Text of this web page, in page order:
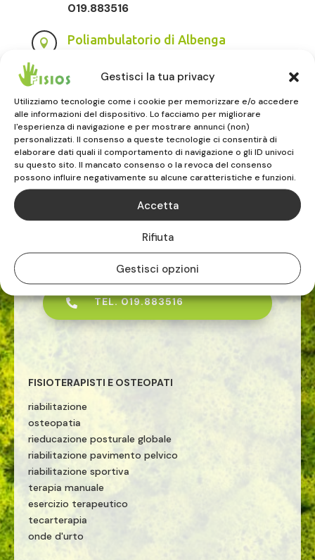
Gestisci la tua privacy
Utilizziamo tecnologie come i cookie per memorizzare e/o accedere
alle informazioni del dispositivo. Lo facciamo per migliorare
l'esperienza di navigazione e per mostrare annunci (non)
personalizzati. Il consenso a queste tecnologie ci consentirà di
elaborare dati quali il comportamento di navigazione o gli ID univoci
su questo sito. Il mancato consenso o la revoca del consenso
possono influire negativamente su alcune caratteristiche e funzioni.
Accetta
Rifiuta
Gestisci opzioni
019.883516
 Poliambulatorio di Albenga
17031 ALBENGA (SV)
0182.232020
FISIOS
ALBENGA | VADO LIGURE | CELLE LIGURE
 TEL. 019.883516
FISIOTERAPISTI E OSTEOPATI
riabilitazione
osteopatia
rieducazione posturale globale
riabilitazione pavimento pelvico
riabilitazione sportiva
terapia manuale
esercizio terapeutico
tecarterapia
onde d'urto